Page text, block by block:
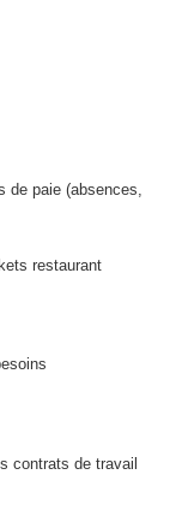
de paie (absences,
restaurant
contrats de travail